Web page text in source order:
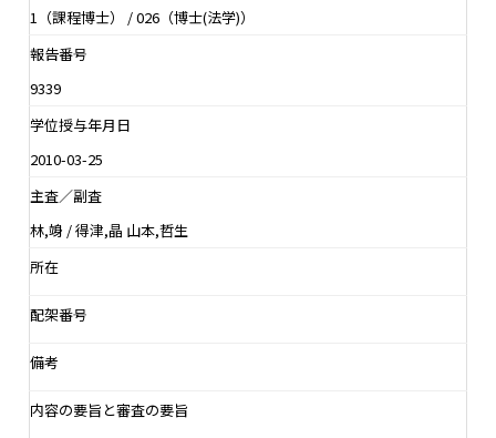
1（課程博士） / 026（博士(法学)）
報告番号
9339
学位授与年月日
2010-03-25
主査／副査
林,竧 / 得津,晶 山本,哲生
所在
配架番号
備考
内容の要旨と審査の要旨